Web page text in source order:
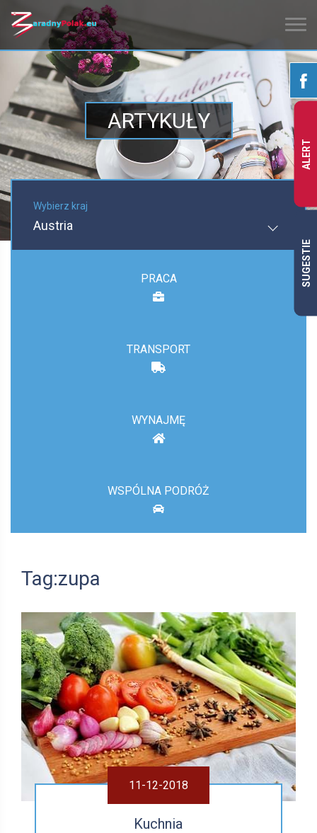
ARTYKUŁY
Wybierz kraj
Austria
PRACA
TRANSPORT
WYNAJMĘ
WSPÓLNA PODRÓŻ
Tag:zupa
11-12-2018
Kuchnia
ALERT
SUGESTIE